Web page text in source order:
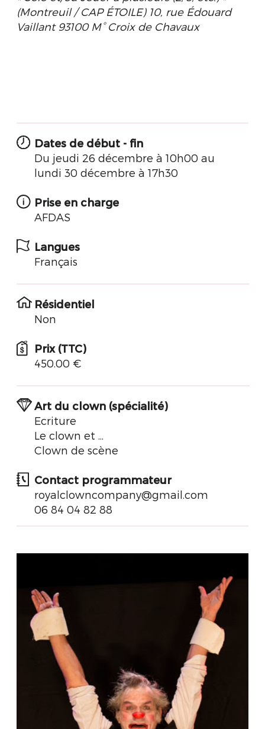
(Montreuil / CAP ÉTOILE) 10, rue Édouard
Vaillant 93100 M° Croix de Chavaux
Dates de début - fin
Du jeudi 26 décembre à 10h00 au
lundi 30 décembre à 17h30
Prise en charge
AFDAS
Langues
Français
Résidentiel
Non
Prix (TTC)
450.00 €
Art du clown (spécialité)
Ecriture
Le clown et ...
Clown de scène
Contact programmateur
royalclowncompany@gmail.com
06 84 04 82 88